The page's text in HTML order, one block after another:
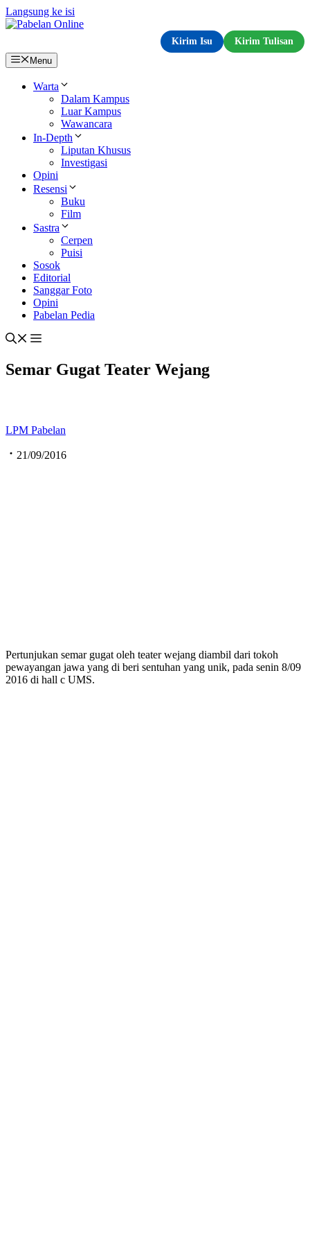
Langsung ke isi
Kirim Isu
Kirim Tulisan
Menu
Warta
Dalam Kampus
Luar Kampus
Wawancara
In-Depth
Liputan Khusus
Investigasi
Opini
Resensi
Buku
Film
Sastra
Cerpen
Puisi
Sosok
Editorial
Sanggar Foto
Opini
Pabelan Pedia
Semar Gugat Teater Wejang
LPM Pabelan
21/09/2016
Pertunjukan semar gugat oleh teater wejang diambil dari tokoh
pewayangan jawa yang di beri sentuhan yang unik, pada senin 8/09
2016 di hall c UMS.